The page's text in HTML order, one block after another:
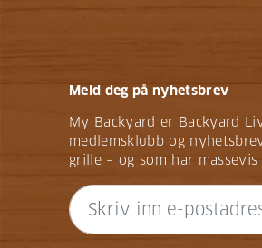
Meld deg på nyhetsbrev
My Backyard er Backyard
medlemsklubb og
grille – og som har